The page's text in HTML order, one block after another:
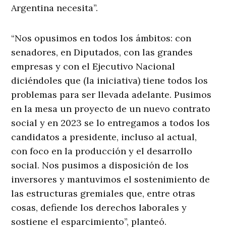
Argentina necesita”.
“Nos opusimos en todos los ámbitos: con
senadores, en Diputados, con las grandes
empresas y con el Ejecutivo Nacional
diciéndoles que (la iniciativa) tiene todos los
problemas para ser llevada adelante. Pusimos
en la mesa un proyecto de un nuevo contrato
social y en 2023 se lo entregamos a todos los
candidatos a presidente, incluso al actual,
con foco en la producción y el desarrollo
social. Nos pusimos a disposición de los
inversores y mantuvimos el sostenimiento de
las estructuras gremiales que, entre otras
cosas, defiende los derechos laborales y
sostiene el esparcimiento”, planteó.